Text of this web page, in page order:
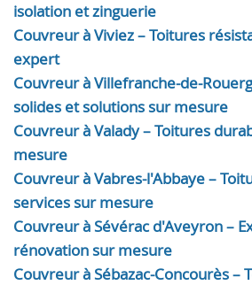
isolation et zinguerie
Couvreur à Viviez – Toitures
expert
Couvreur à Villefranche-de-
solides et solutions sur mesure
Couvreur à Valady – Toitures
mesure
Couvreur à Vabres-l'Abbaye –
services sur mesure
Couvreur à Sévérac d'Aveyron –
rénovation sur mesure
Couvreur à Sébazac-Concourès –